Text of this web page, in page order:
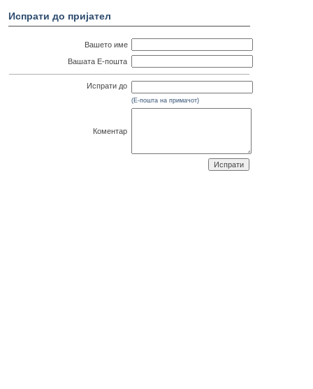
Испрати до пријател
Вашето име
Вашата Е-пошта
Испрати до
(Е-пошта на примачот)
Коментар